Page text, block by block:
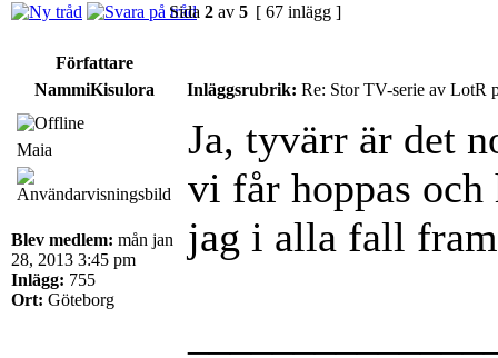
Sida 2 av 5 [ 67 inlägg ]
Författare
NammiKisulora
Inläggsrubrik: Re: Stor TV-serie av LotR
Maia
Blev medlem: mån jan
28, 2013 3:45 pm
Inlägg: 755
Ort: Göteborg
Ja, tyvärr är det
vi får hoppas
jag i alla fall